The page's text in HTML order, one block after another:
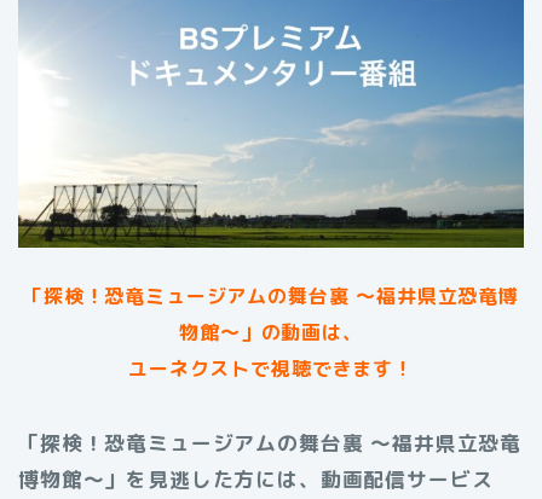
「探検！恐竜ミュージアムの舞台裏 〜福井県立恐竜博
物館〜」の動画は、
ユーネクストで視聴できます！
「探検！恐竜ミュージアムの舞台裏 〜福井県立恐竜
博物館〜」を見逃した方には、動画配信サービス